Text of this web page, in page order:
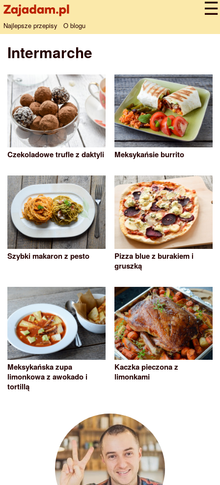
Najlepsze przepisy O blogu
Intermarche
Czekoladowe trufle z daktyli Meksykańsie burrito
Szybki makaron z pesto
Pizza blue z burakiem i
gruszką
Meksykańska zupa
limonkowa z awokado i
tortillą
Kaczka pieczona z
limonkami